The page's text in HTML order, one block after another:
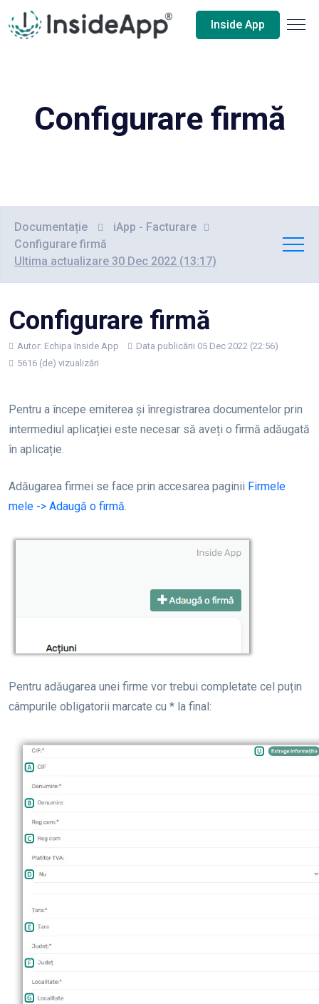
Inside App
Configurare firmă
Documentație
iApp - Facturare
Configurare firmă
Ultima actualizare 30 Dec 2022 (13:17)
Configurare firmă
Autor: Echipa Inside App
Data publicării 05 Dec 2022 (22:56)
5616 (de) vizualizări
Pentru a începe emiterea și înregistrarea documentelor prin
intermediul aplicației este necesar să aveți o firmă adăugată
în aplicație.
Adăugarea firmei se face prin accesarea paginii Firmele
mele -> Adaugă o firmă.
Pentru adăugarea unei firme vor trebui completate cel puțin
câmpurile obligatorii marcate cu * la final: